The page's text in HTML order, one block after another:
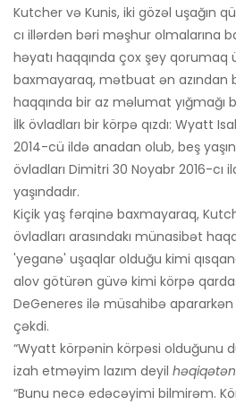
Kutcher və Kunis, iki gözəl uşağın
cı illərdən bəri məşhur olmalarına
həyatı haqqında çox şey qorumaq
baxmayaraq, mətbuat ən azından
haqqında bir az məlumat yığmağı
İlk övladları bir körpə qızdı: Wyatt
2014-cü ildə anadan olub, beş
övladları Dimitri 30 Noyabr 2016-cı
yaşındadır.
Kiçik yaş fərqinə baxmayaraq,
övladları arasındakı münasibət
'yeganə' uşaqlar olduğu kimi
alov götürən güvə kimi körpə
DeGeneres ilə müsahibə
çəkdi.
“Wyatt körpənin körpəsi olduğunu
izah etməyim lazım deyil həqiqətən
“Bunu necə edəcəyimi bilmirəm.